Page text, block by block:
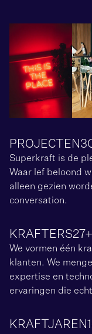
PROJECTEN
Superkraft is de
Waar lef beloond
alleen gezien
conversation.
KRAFTERS27+
We vormen één
klanten. We
expertise en
ervaringen die
KRAFTJAREN